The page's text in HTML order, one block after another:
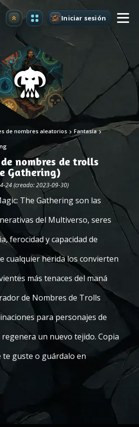
Mejorar Iniciar sesión
de nombres aleatorios Fantasía
nombres de trolls
Gathering)
24 (creado: 2023-09-30)
The Gathering son las
del Multiverso, seres
ferocidad y capacidad de
cualquier herida los convierten
más tenaces del maná
de Nombres de Trolls
para personajes de
regenera un nuevo tejido. Copia
te guste o guárdalo en